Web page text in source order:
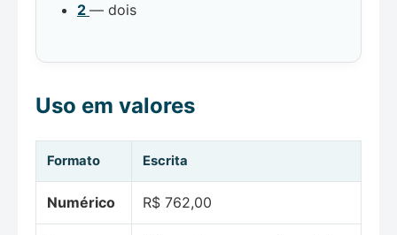
2 — dois
Uso em valores
Formato Escrita
Numérico R$ 762,00